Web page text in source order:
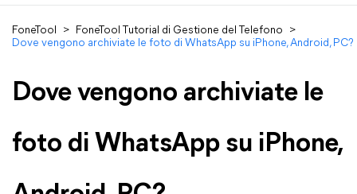
FoneTool > FoneTool Tutorial di Gestione del Telefono
>
Dove vengono archiviate le foto di WhatsApp su iPhone, Android, PC?
Dove vengono archiviate le
foto di WhatsApp su iPhone,